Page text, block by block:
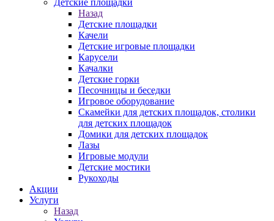
Детские площадки
Назад
Детские площадки
Качели
Детские игровые площадки
Карусели
Качалки
Детские горки
Песочницы и беседки
Игровое оборудование
Скамейки для детских площадок, столики
для детских площадок
Домики для детских площадок
Лазы
Игровые модули
Детские мостики
Рукоходы
Акции
Услуги
Назад